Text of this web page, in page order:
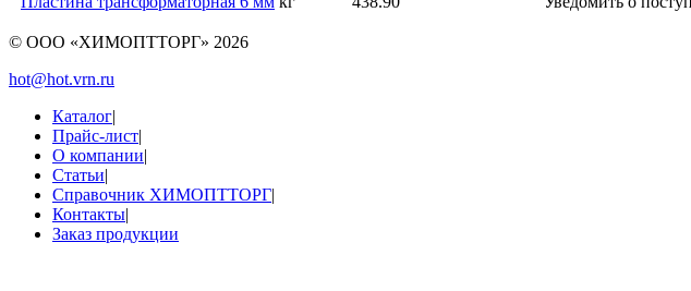
© ООО «ХИМОПТТОРГ» 2026
hot@hot.vrn.ru
Каталог|
Прайс-лист|
О компании|
Статьи|
Справочник ХИМОПТТОРГ|
Контакты|
Заказ продукции